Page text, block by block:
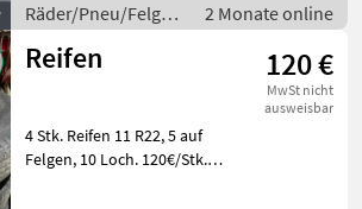
Räder/Pneu/Felgen
/ Kompletträder
2 Monate online
Reifen 120 €
MwSt nicht
ausweisbar
4 Stk. Reifen 11 R22, 5 auf
Felgen, 10 Loch. 120€/Stk.